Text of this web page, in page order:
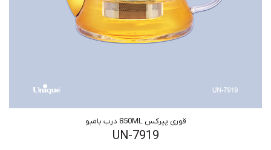
قوری پیرکس 850ML درب بامبو
UN-7919